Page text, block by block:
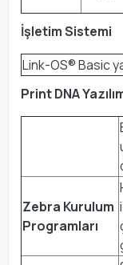
İşletim Sistemi
Link-OS® Basic
Print DNA
Zebra Kurulum
Programları